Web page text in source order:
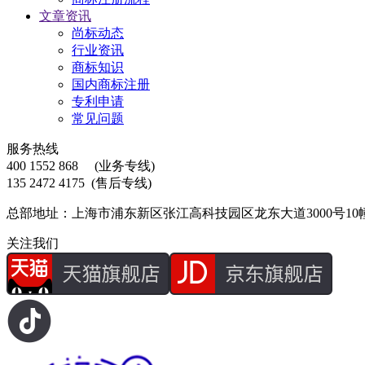
文章资讯
尚标动态
行业资讯
商标知识
国内商标注册
专利申请
常见问题
服务热线
400 1552 868
(业务专线)
135 2472 4175 (售后专线)
总部地址：上海市浦东新区张江高科技园区龙东大道3000号10
关注我们